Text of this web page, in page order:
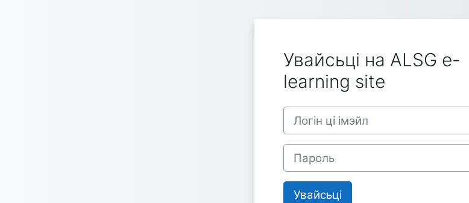
Увайсьці на ALSG e-
learning site
Логін ці імэйл
Пароль
Увайсьці